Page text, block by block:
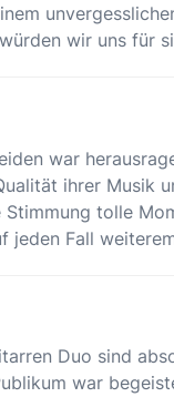
wir uns für
war
ihrer Musik
Stimmung tolle
jeden Fall
Duo sind
war